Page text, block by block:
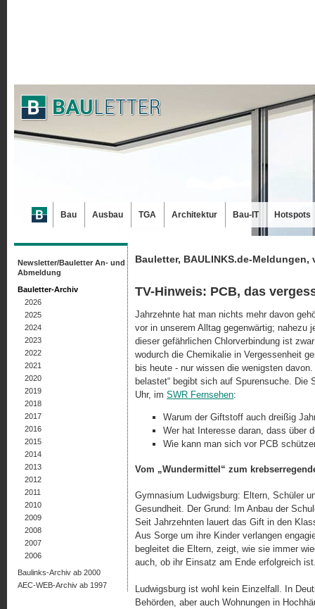
Bauletter, BAULINKS.de-Meldungen,
TV-Hinweis: PCB, das
Jahrzehnte hat man nichts mehr davon
vor in unserem Alltag gegenwärtig; nahezu
dieser gefährlichen Chlorverbindung ist
wodurch die Chemikalie in Vergessenheit
bis heute - nur wissen die wenigsten
belastet“ begibt sich auf Spu­rensuche.
Uhr, im SWR Fernsehen:
Warum der Giftstoff auch dreißig
Wer hat Interesse daran, dass über
Wie kann man sich vor PCB
Vom „Wundermittel“ zum
Gymnasium Ludwigsburg: Eltern, Schüler
Gesundheit. Der Grund: Im Anbau der
Seit Jahrzehnten lauert das Gift in den
Aus Sorge um ihre Kinder verlangen
begleitet die Eltern, zeigt, wie sie immer
auch, ob ihr Einsatz am Ende erfolgreich
Ludwigsburg ist wohl kein Einzelfall. In
Behörden, aber auch Wohnungen in
Newsletter/Bauletter An- und
Abmeldung
Bauletter-Archiv
2026
2025
2024
2023
2022
2021
2020
2019
2018
2017
2016
2015
2014
2013
2012
2011
2010
2009
2008
2007
2006
Baulinks-Archiv ab 2000
AEC-WEB-Archiv ab 1997
Bau Ausbau TGA Architektur Bau-IT Hotspots